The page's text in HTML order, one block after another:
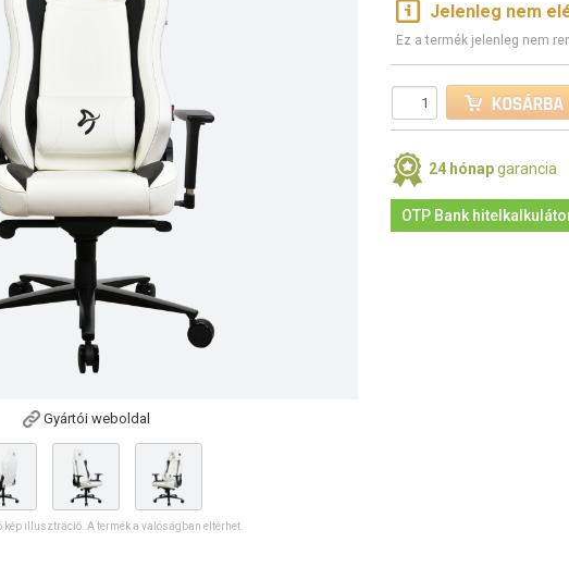
Gyártói weboldal
kép illusztráció. A termék a valóságban eltérhet.
Jelenleg nem
Ez a termék jelenleg nem
24 hónapgarancia
OTP Bank